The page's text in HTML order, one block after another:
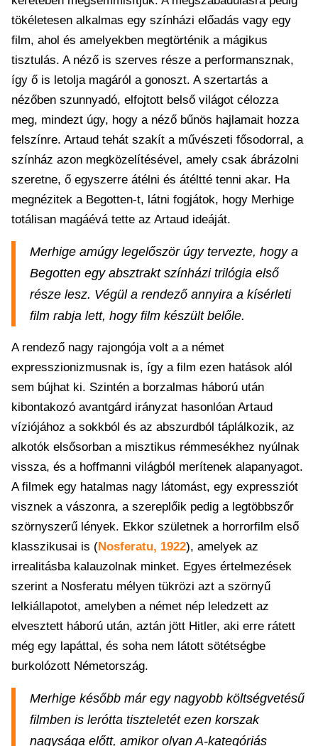
tökéletesen alkalmas egy színházi előadás vagy egy
film, ahol és amelyekben megtörténik a mágikus
tisztulás. A néző is szerves része a performansznak,
így ő is letolja magáról a gonoszt. A szertartás a
nézőben szunnyadó, elfojtott belső világot célozza
meg, mindezt úgy, hogy a néző bűnös hajlamait hozza
felszínre. Artaud tehát szakít a művészeti fősodorral, a
színház azon megközelítésével, amely csak ábrázolni
szeretne, ő egyszerre átélni és átéltté tenni akar. Ha
megnézitek a Begotten-t, látni fogjátok, hogy Merhige
totálisan magáévá tette az Artaud ideáját.
Merhige amúgy legelőször úgy tervezte, hogy a
Begotten egy absztrakt színházi trilógia első
része lesz. Végül a rendező annyira a kísérleti
film rabja lett, hogy film készült belőle.
A rendező nagy rajongója volt a a német
expresszionizmusnak is, így a film ezen hatások alól
sem bújhat ki. Szintén a borzalmas háború után
kibontakozó avantgárd irányzat hasonlóan Artaud
víziójához a sokkból és az abszurdból táplálkozik, az
alkotók elsősorban a misztikus rémmesékhez nyúlnak
vissza, és a hoffmanni világból merítenek alapanyagot.
A filmek egy hatalmas nagy látomást, egy expressziót
visznek a vászonra, a szereplőik pedig a legtöbbszőr
szörnyszerű lények. Ekkor születnek a horrorfilm első
klasszikusai is (Nosferatu, 1922), amelyek az
irrealitásba kalauzolnak minket. Egyes értelmezések
szerint a Nosferatu mélyen tükrözi azt a szörnyű
lelkiállapotot, amelyben a német nép leledzett az
elvesztett háború után, aztán jött Hitler, aki erre rátett
még egy lapáttal, és soha nem látott sötétségbe
burkolózott Németország.
Merhige később már egy nagyobb költségvetésű
filmben is lerótta tiszteletét ezen korszak
nagysága előtt, amikor olyan A-kategóriás